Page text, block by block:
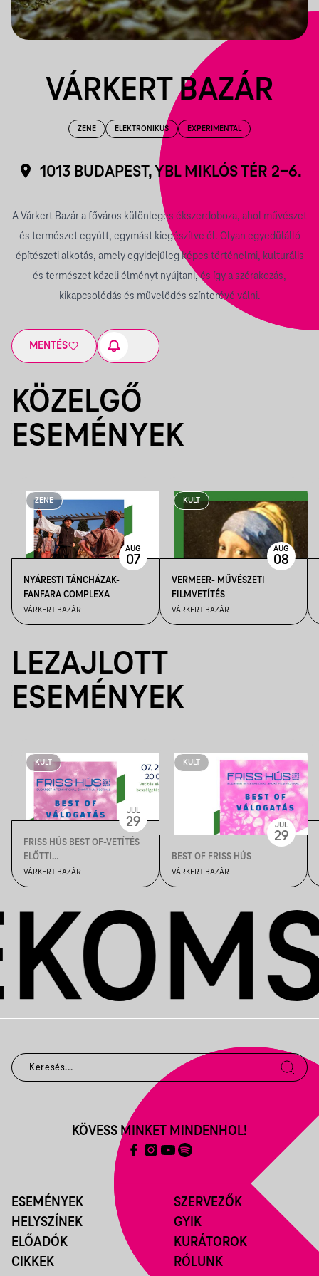
VÁRKERT BAZÁR
ZENE ELEKTRONIKUS EXPERIMENTAL
1013 BUDAPEST, YBL MIKLÓS TÉR 2-6.
A Várkert Bazár a főváros különleges ékszerdoboza, ahol művészet
és természet együtt, egymást kiegészítve él. Olyan egyedülálló
építészeti alkotás, amely egyidejűleg képes történelmi, kulturális
és természet közeli élményt nyújtani, és így a szórakozás,
kikapcsolódás és művelődés színterévé válni.
MENTÉS
KÖZELGŐ
ESEMÉNYEK
ZENE
NYÁRESTI TÁNCHÁZAK-
FANFARA COMPLEXA
VÁRKERT BAZÁR
AUG
07
KULT
VERMEER- MŰVÉSZETI
FILMVETÍTÉS
VÁRKERT BAZÁR
AUG
08
LEZAJLOTT
ESEMÉNYEK
KULT
FRISS HÚS BEST OF-VETÍTÉS
ELŐTTI
BESZÉLGETÉSSEL//VÁRKERT
MOZI
VÁRKERT BAZÁR
JUL
29
KULT
BEST OF FRISS HÚS
VÁRKERT BAZÁR
JUL
29
ESEMÉNYEK
HELYSZÍNEK
ELŐADÓK
CIKKEK
SZERVEZŐK
GYIK
KURÁTOROK
RÓLUNK
KÖVESS MINKET MINDENHOL!